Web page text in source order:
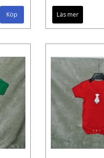
Köp Läs mer